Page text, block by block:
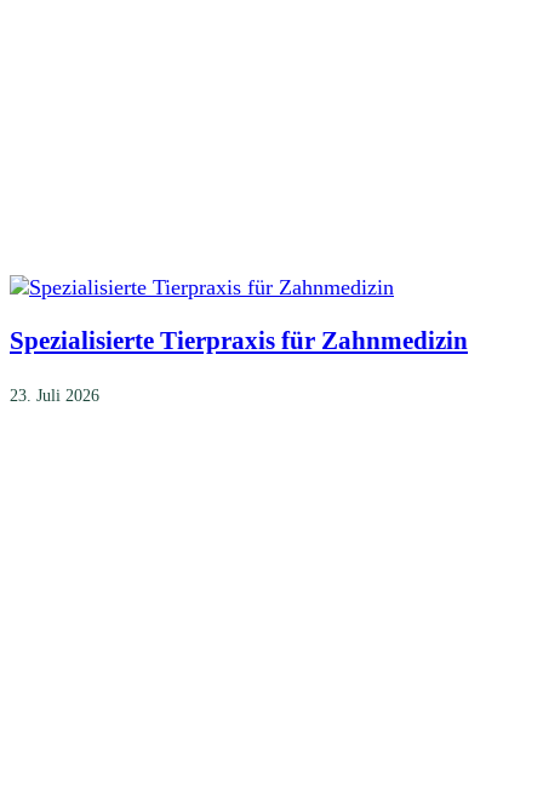
Spezialisierte Tierpraxis für Zahnmedizin
23. Juli 2026